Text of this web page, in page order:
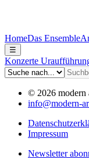
HomeDas Ensemble
☰
Konzerte
© 2026 modern
info@modern-
Impressum
Newsletter